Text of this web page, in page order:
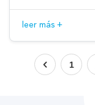
leer más +
1